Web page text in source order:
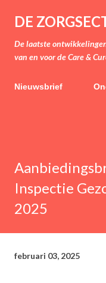
DE
De laatste
van en voor de Care &
Nieuwsbrief
Inspectie
2025
februari 03, 2025